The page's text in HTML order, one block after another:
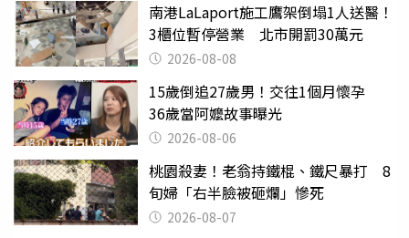
南港LaLaport施工鷹架倒塌1人送醫！
3櫃位暫停營業 北市開罰30萬元
2026-08-08
15歲倒追27歲男！交往1個月懷孕
36歲當阿嬤故事曝光
2026-08-06
桃園殺妻！老翁持鐵棍、鐵尺暴打 8
旬婦「右半臉被砸爛」慘死
2026-08-07